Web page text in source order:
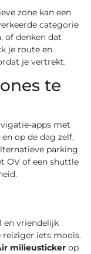
zone kan een
categorie
of denken dat
je route en
je vertrekt.
te
apps met
op de dag zelf,
parking
OV of een shuttle
en vriendelijk
reiziger iets moois.
milieusticker op